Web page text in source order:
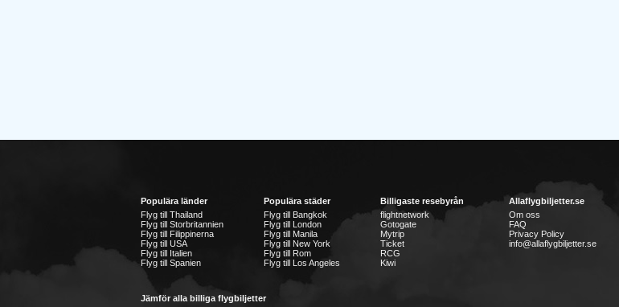
Populära länder
Flyg till Thailand
Flyg till Storbritannien
Flyg till Filippinerna
Flyg till USA
Flyg till Italien
Flyg till Spanien
Populära städer
Flyg till Bangkok
Flyg till London
Flyg till Manila
Flyg till New York
Flyg till Rom
Flyg till Los Angeles
Billigaste resebyrån
flightnetwork
Gotogate
Mytrip
Ticket
RCG
Kiwi
Allaflygbiljetter.se
Om oss
FAQ
Privacy Policy
info@allaflygbiljetter.se
Jämför alla billiga flygbiljetter